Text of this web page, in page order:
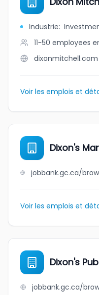
Industrie:
11-50 employees
dixonmitchell.com
Voir les emplois et
Dixon's
Voir les emplois et
Dixon's